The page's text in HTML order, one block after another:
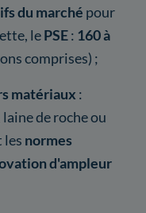
du marché pour
lePSE: 160 à
comprises) ;
matériaux :
de roche ou
les normes
d'ampleur